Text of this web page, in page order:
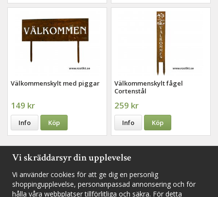
Välkommenskylt med piggar
149 kr
Info Köp
Välkommenskylt fågel
Cortenstål
259 kr
Info Köp
Följ oss i sociala medier för nyheter, utlottningar och inspiration
Vi skräddarsyr din upplevelse
Vi använder cookies för att ge dig en personlig
shoppingupplevelse, personanpassad annonsering och för
hålla våra webbplatser tillförlitliga och säkra. För detta